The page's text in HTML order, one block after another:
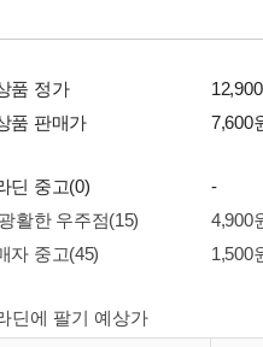
품 정가
품 판매가
7,600
딘 중고(0)
-
활한 우주점(15)
4,900
자 중고(45)
1,500
딘에 팔기 예상가